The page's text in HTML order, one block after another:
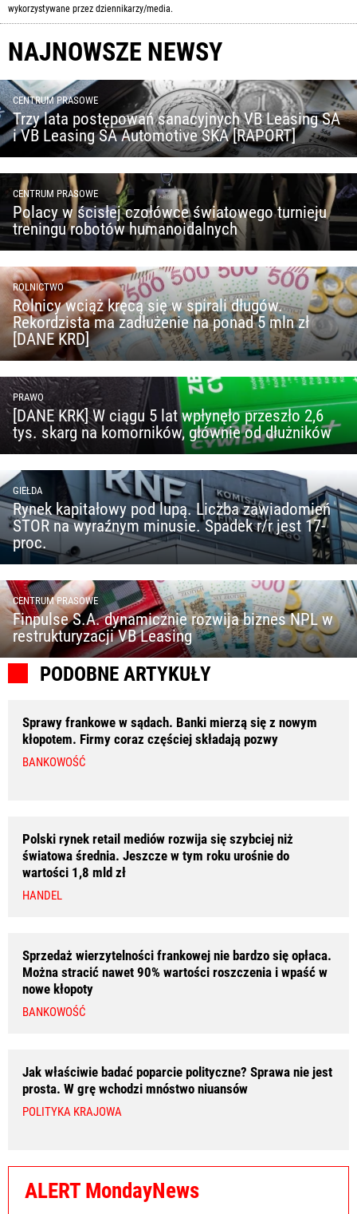
wykorzystywane przez dziennikarzy/media.
NAJNOWSZE NEWSY
CENTRUM PRASOWE
Trzy lata postępowań sanacyjnych VB Leasing SA
i VB Leasing SA Automotive SKA [RAPORT]
CENTRUM PRASOWE
Polacy w ścisłej czołówce światowego turnieju
treningu robotów humanoidalnych
ROLNICTWO
Rolnicy wciąż kręcą się w spirali długów.
Rekordzista ma zadłużenie na ponad 5 mln zł
[DANE KRD]
PRAWO
[DANE KRK] W ciągu 5 lat wpłynęło przeszło 2,6
tys. skarg na komorników, głównie od dłużników
GIEŁDA
Rynek kapitałowy pod lupą. Liczba zawiadomień
STOR na wyraźnym minusie. Spadek r/r jest 17-
proc.
CENTRUM PRASOWE
Finpulse S.A. dynamicznie rozwija biznes NPL w
restrukturyzacji VB Leasing
PODOBNE ARTYKUŁY
Sprawy frankowe w sądach. Banki mierzą się z nowym
kłopotem. Firmy coraz częściej składają pozwy
BANKOWOŚĆ
Polski rynek retail mediów rozwija się szybciej niż
światowa średnia. Jeszcze w tym roku urośnie do
wartości 1,8 mld zł
HANDEL
Sprzedaż wierzytelności frankowej nie bardzo się opłaca.
Można stracić nawet 90% wartości roszczenia i wpaść w
nowe kłopoty
BANKOWOŚĆ
Jak właściwie badać poparcie polityczne? Sprawa nie jest
prosta. W grę wchodzi mnóstwo niuansów
POLITYKA KRAJOWA
ALERT MondayNews